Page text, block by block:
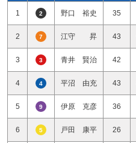
1 2 野口 裕史 35
2 7 江守 昇 43
3 3 青井 賢治 42
4 4 平沼 由充 43
5 9 伊原 克彦 36
6 5 戸田 康平 26